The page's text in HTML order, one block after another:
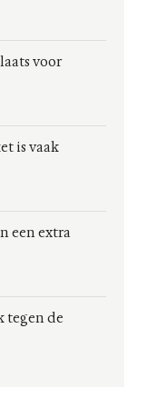
voor
is vaak
een extra
tegen de